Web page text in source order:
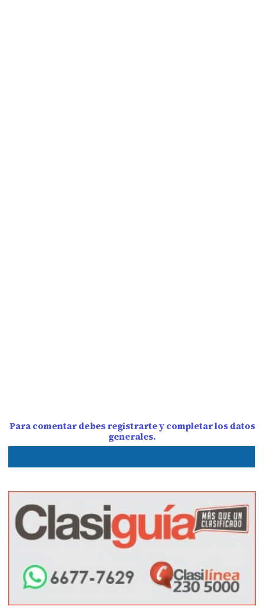
Para comentar debes registrarte y completar los datos
generales.